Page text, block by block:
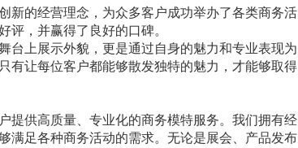
新的经营理念，为众多客户成功举办了各类商务活
评，并赢得了良好的口碑。
台上展示外貌，更是通过自身的魅力和专业表现为
有让每位客户都能够散发独特的魅力，才能够取得
提供高质量、专业化的商务模特服务。我们拥有经
满足各种商务活动的需求。无论是展会、产品发布